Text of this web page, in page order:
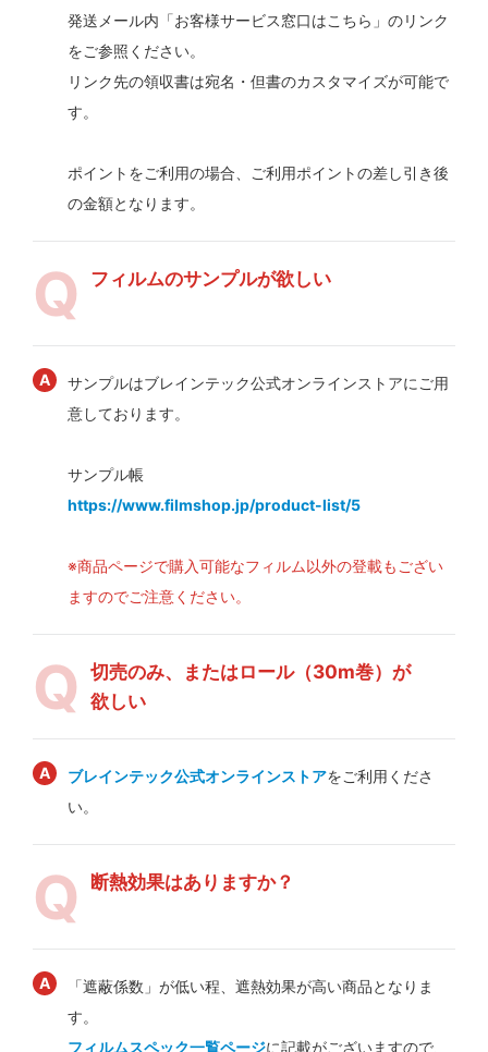
発送メール内「お客様サービス窓口はこちら」のリンク
をご参照ください。
リンク先の領収書は宛名・但書のカスタマイズが可能で
す。
ポイントをご利用の場合、ご利用ポイントの差し引き後
の金額となります。
フィルムのサンプルが欲しい
サンプルはブレインテック公式オンラインストアにご用
意しております。
サンプル帳
https://www.filmshop.jp/product-list/5
※商品ページで購入可能なフィルム以外の登載もござい
ますのでご注意ください。
切売のみ、またはロール（30m巻）が
欲しい
ブレインテック公式オンラインストアをご利用くださ
い。
断熱効果はありますか？
「遮蔽係数」が低い程、遮熱効果が高い商品となりま
す。
フィルムスペック一覧ページに記載がございますので、